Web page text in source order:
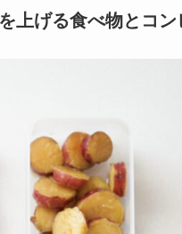
上げる食べ物とコ